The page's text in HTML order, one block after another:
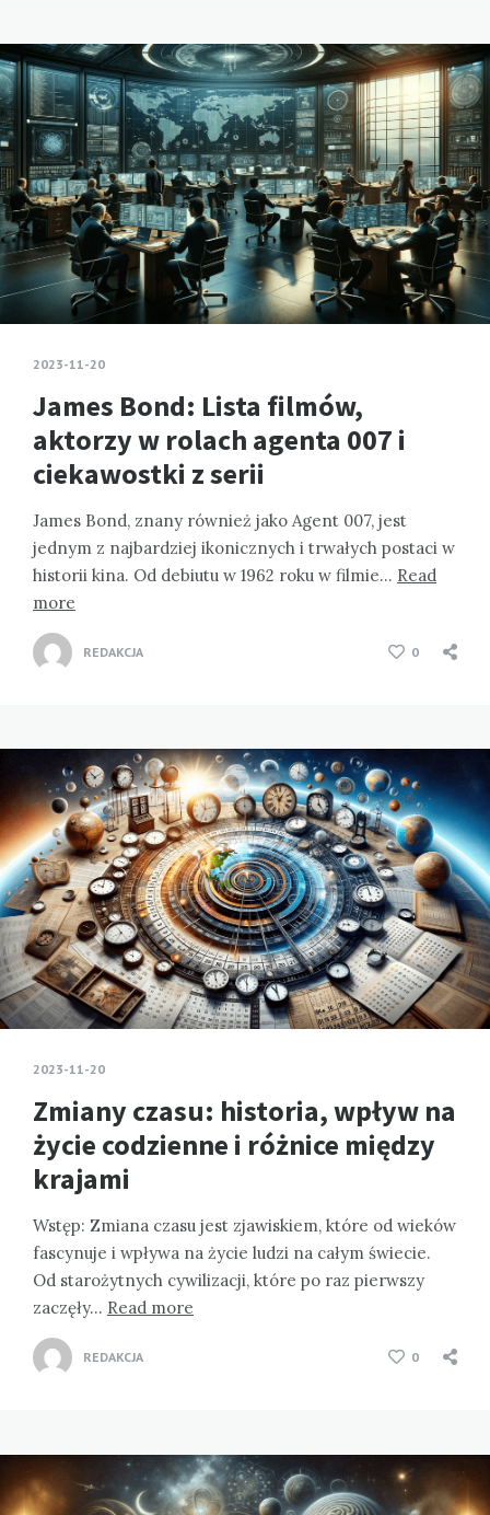
2023-11-20
James Bond: Lista filmów,
aktorzy w rolach agenta 007 i
ciekawostki z serii
James Bond, znany również jako Agent 007, jest
jednym z najbardziej ikonicznych i trwałych postaci w
historii kina. Od debiutu w 1962 roku w filmie… Read
more
REDAKCJA 0
2023-11-20
Zmiany czasu: historia, wpływ na
życie codzienne i różnice między
krajami
Wstęp: Zmiana czasu jest zjawiskiem, które od wieków
fascynuje i wpływa na życie ludzi na całym świecie.
Od starożytnych cywilizacji, które po raz pierwszy
zaczęły… Read more
REDAKCJA 0